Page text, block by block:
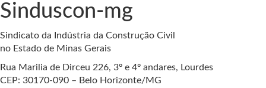
Sinduscon-mg
Sindicato da Indústria da Construção Civil
no Estado de Minas Gerais
Rua Marilia de Dirceu 226, 3º e 4º andares, Lourdes
CEP: 30170-090 – Belo Horizonte/MG